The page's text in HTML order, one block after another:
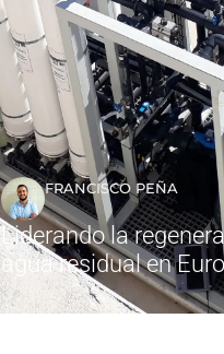
FRANCISCO PEÑA
Liderando la
agua residual en